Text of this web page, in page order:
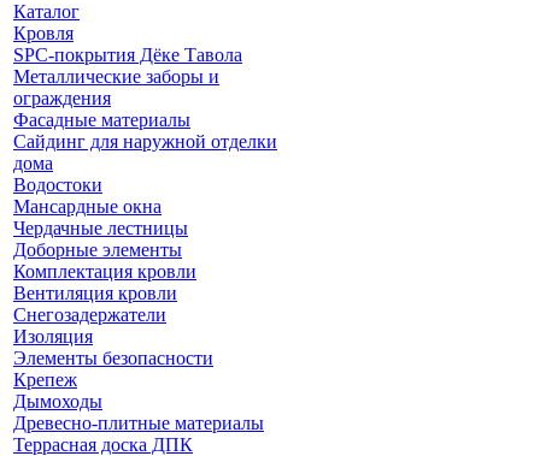
Каталог
Кровля
SPC-покрытия Дёке Тавола
Металлические заборы и
ограждения
Фасадные материалы
Сайдинг для наружной отделки
дома
Водостоки
Мансардные окна
Чердачные лестницы
Доборные элементы
Комплектация кровли
Вентиляция кровли
Снегозадержатели
Изоляция
Элементы безопасности
Крепеж
Дымоходы
Древесно-плитные материалы
Террасная доска ДПК